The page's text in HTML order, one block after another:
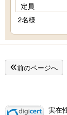
定員
2名様
前のページへ
実在